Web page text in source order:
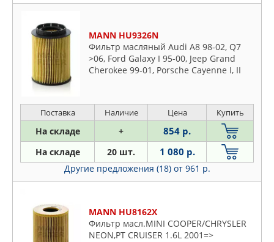
MANN HU9326N
Фильтр масляный Audi A8 98-02, Q7
>06, Ford Galaxy I 95-00, Jeep Grand
Cherokee 99-01, Porsche Cayenne I, II
99, Passat 91-05, Phaeton >02, Tuareg
>02, Sharan 95-00
Поставка Наличие Цена Купить
На складе + 854 р.
На складе 20 шт. 1 080 р.
Другие предложения (18) от 961 р.
MANN HU8162X
Фильтр масл.MINI COOPER/CHRYSLER
NEON,PT CRUISER 1.6L 2001=>